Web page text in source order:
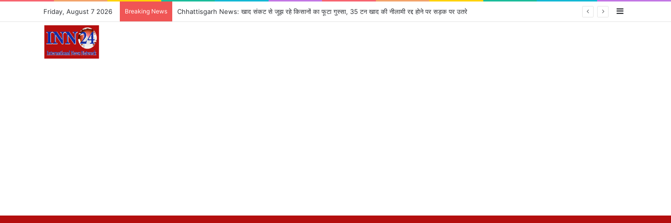
Friday, August 7 2026 Breaking News Chhattisgarh News: खाद संकट से जूझ रहे किसानों का फूटा गुस्सा, 35 टन खाद की नीलामी रद्द होने पर सड़क पर उतरे Sidebar